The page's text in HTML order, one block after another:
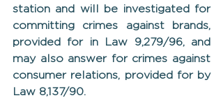
station and will be investigated for
committing crimes against brands,
provided for in Law 9,279/96, and
may also answer for crimes against
consumer relations, provided for by
Law 8,137/90.